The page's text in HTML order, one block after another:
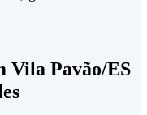
Vila Pavão/ES